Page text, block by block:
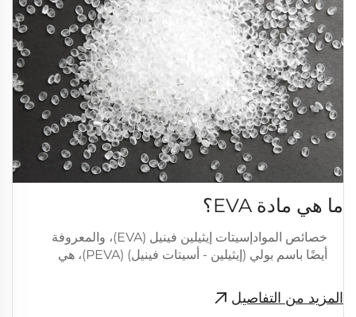
ما هي مادة EVA؟
خصائص الموادإسيتات إيثيلين فينيل (EVA)، والمعروفة
أيضًا باسم بولي (إيثيلين - أسيتات فينيل) (PEVA)، هي
بوليمر مرن ينتج مواد "تشبه المطاط" في النعومة
والمرونة.
المزيد من التفاصيل